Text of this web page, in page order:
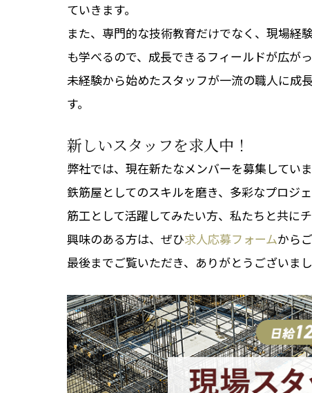
ていきます。
また、専門的な技術教育だけでなく、現場経
も学べるので、成長できるフィールドが広がっ
未経験から始めたスタッフが一流の職人に成
す。
新しいスタッフを求人中！
弊社では、現在新たなメンバーを募集していま
鉄筋屋としてのスキルを磨き、多彩なプロジ
筋工として活躍してみたい方、私たちと共に
興味のある方は、ぜひ求人応募フォームから
最後までご覧いただき、ありがとうございまし